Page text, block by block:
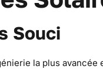
Souci
la plus avancée